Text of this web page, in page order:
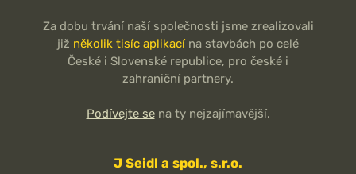
Za dobu trvání naší společnosti jsme zrealizovali
již několik tisíc aplikací na stavbách po celé
České i Slovenské republice, pro české i
zahraniční partnery.
Podívejte sena ty nejzajímavější.
J Seidl a spol., s.r.o.